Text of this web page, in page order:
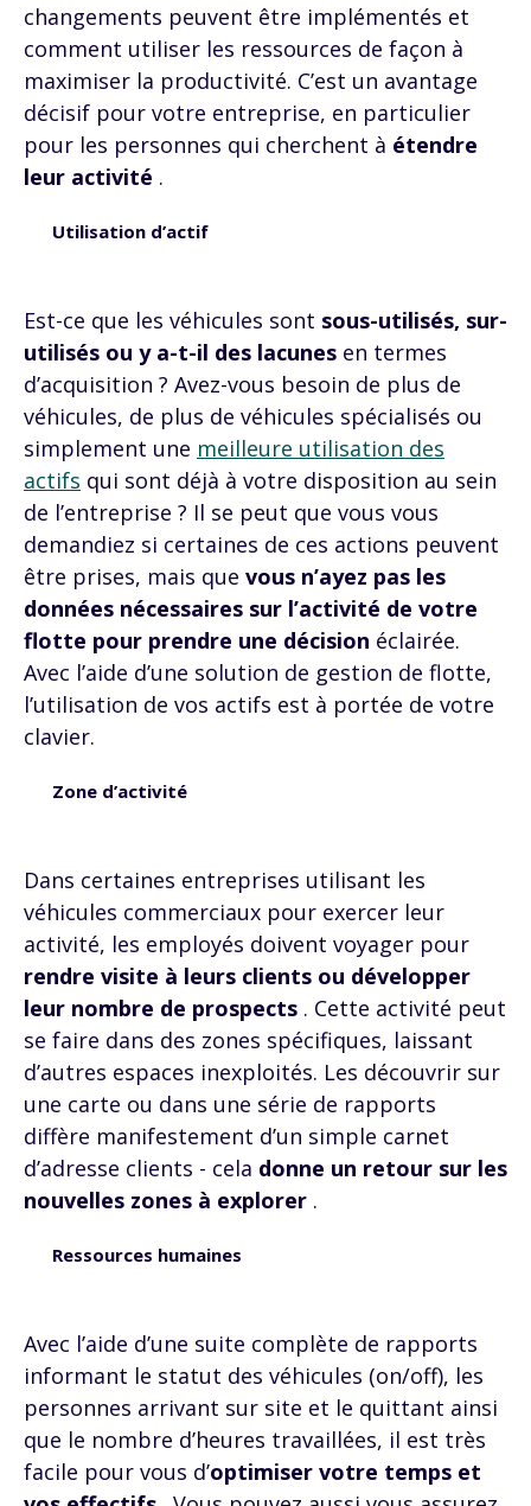
changements peuvent être implémentés et
comment utiliser les ressources de façon à
maximiser la productivité. C’est un avantage
décisif pour votre entreprise, en particulier
pour les personnes qui cherchent à étendre
leur activité .
Utilisation d’actif
Est-ce que les véhicules sont sous-utilisés, sur-
utilisés ou y a-t-il des lacunes en termes
d’acquisition ? Avez-vous besoin de plus de
véhicules, de plus de véhicules spécialisés ou
simplement une meilleure utilisation des
actifs qui sont déjà à votre disposition au sein
de l’entreprise ? Il se peut que vous vous
demandiez si certaines de ces actions peuvent
être prises, mais que vous n’ayez pas les
données nécessaires sur l’activité de votre
flotte pour prendre une décision éclairée.
Avec l’aide d’une solution de gestion de flotte,
l’utilisation de vos actifs est à portée de votre
clavier.
Zone d’activité
Dans certaines entreprises utilisant les
véhicules commerciaux pour exercer leur
activité, les employés doivent voyager pour
rendre visite à leurs clients ou développer
leur nombre de prospects . Cette activité peut
se faire dans des zones spécifiques, laissant
d’autres espaces inexploités. Les découvrir sur
une carte ou dans une série de rapports
diffère manifestement d’un simple carnet
d’adresse clients - cela donne un retour sur les
nouvelles zones à explorer .
Ressources humaines
Avec l’aide d’une suite complète de rapports
informant le statut des véhicules (on/off), les
personnes arrivant sur site et le quittant ainsi
que le nombre d’heures travaillées, il est très
facile pour vous d’optimiser votre temps et